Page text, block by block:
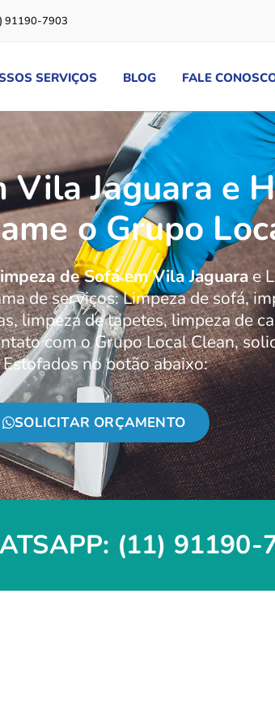
91190-7903
SERVIÇOS BLOG FALE
Vila Jaguara e
o Grupo
de Sofá em Vila Jaguarae
de serviços: Limpeza de sofá,
limpeza de tapetes, limpeza de
com o Grupo Local Clean,
no botão abaixo:
SOLICITAR ORÇAMENTO
(11) 91190-